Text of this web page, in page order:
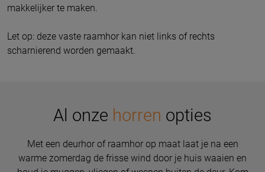
makkelijker te maken.
Let op: deze vaste raamhor kan niet links of rechts
scharnierend worden gemaakt.
Al onze horren opties
Met een deurhor of raamhor op maat laat je na een
warme zomerdag de frisse wind door je huis waaien en